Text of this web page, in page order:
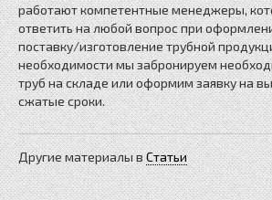
работают компетентные менеджеры,
ответить на любой вопрос при
поставку/изготовление трубной
необходимости мы забронируем
труб на складе или оформим заявку на
сжатые сроки.
Другие материалы вСтатьи